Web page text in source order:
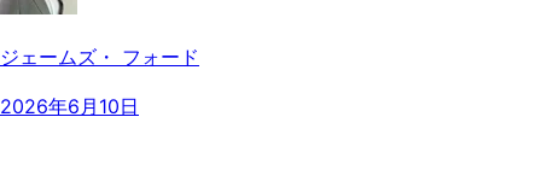
ジェームズ・ フォード
2026年6月10日